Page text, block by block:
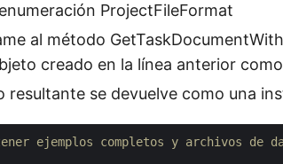
ProjectFileFormat
al método
creado en la línea anterior
resultante se devuelve como una
ejemplos completos y archivos de